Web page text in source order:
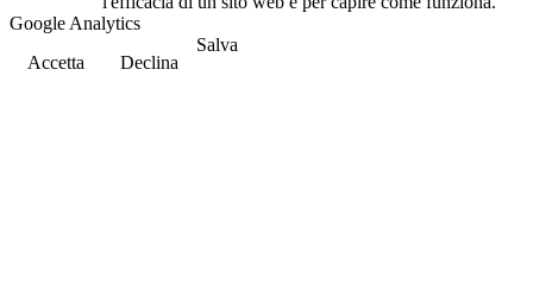
Google Analytics
Accetta
Declina
Salva